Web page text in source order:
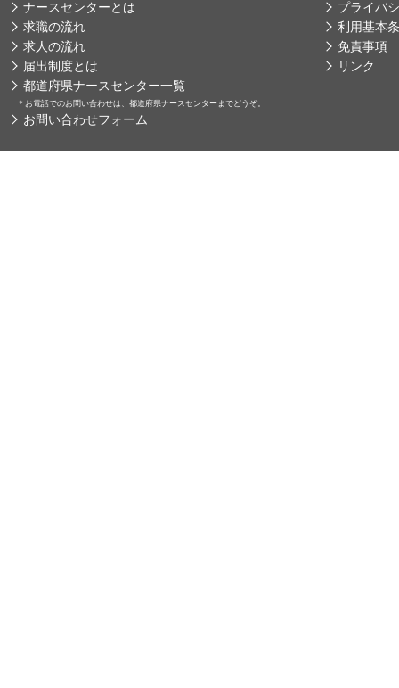
ナースセンターとは
求職の流れ
求人の流れ
届出制度とは
都道府県ナースセンター一覧
＊ お電話でのお問い合わせは、都道府県ナースセンターまでどうぞ。
お問い合わせフォーム
プライバ
利用基本
免責事項
リンク